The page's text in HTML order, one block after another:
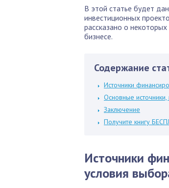
В этой статье будет
инвестиционных
рассказано о
бизнесе.
Содержание
Источники
Основные
Заключение
Получите книгу
Источники
условия